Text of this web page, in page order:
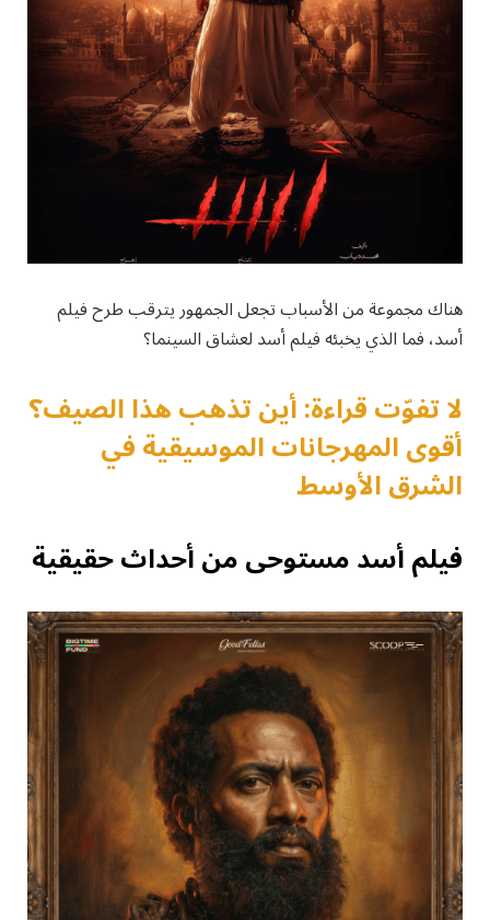
هناك مجموعة من الأسباب تجعل الجمهور يترقب طرح فيلم
أسد، فما الذي يخبئه فيلم أسد لعشاق السينما؟
لا تفوّت قراءة: أين تذهب هذا الصيف؟
أقوى المهرجانات الموسيقية في
الشرق الأوسط
فيلم أسد مستوحى من أحداث حقيقية